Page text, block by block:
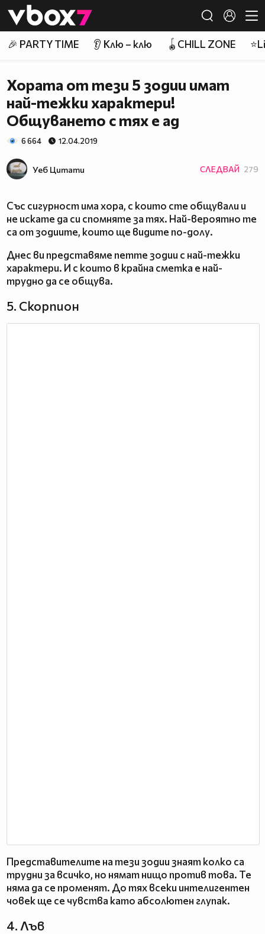
👾
🎉 PARTY TIME 👂 Клю – клю 🪀CHILL ZONE
Хората от тези 5 зодии имат
най-тежки характери!
Общуването с тях е ад
6 664 12.04.2019
Уеб Цитати СЛЕДВАЙ 279
Със сигурност има хора, с които сте общували и
не искате да си спомняте за тях. Най-вероятно те
са от зодиите, които ще видите по-долу.
Днес ви представяме петте зодии с най-тежки
характери. И с които в крайна сметка е най-
трудно да се общува.
5. Скорпион
Представителите на тези зодии знаят колко са
трудни за всичко, но нямат нищо против това. Те
няма да се променят. До тях всеки интелигентен
човек ще се чувства като абсолютен глупак.
4. Лъв